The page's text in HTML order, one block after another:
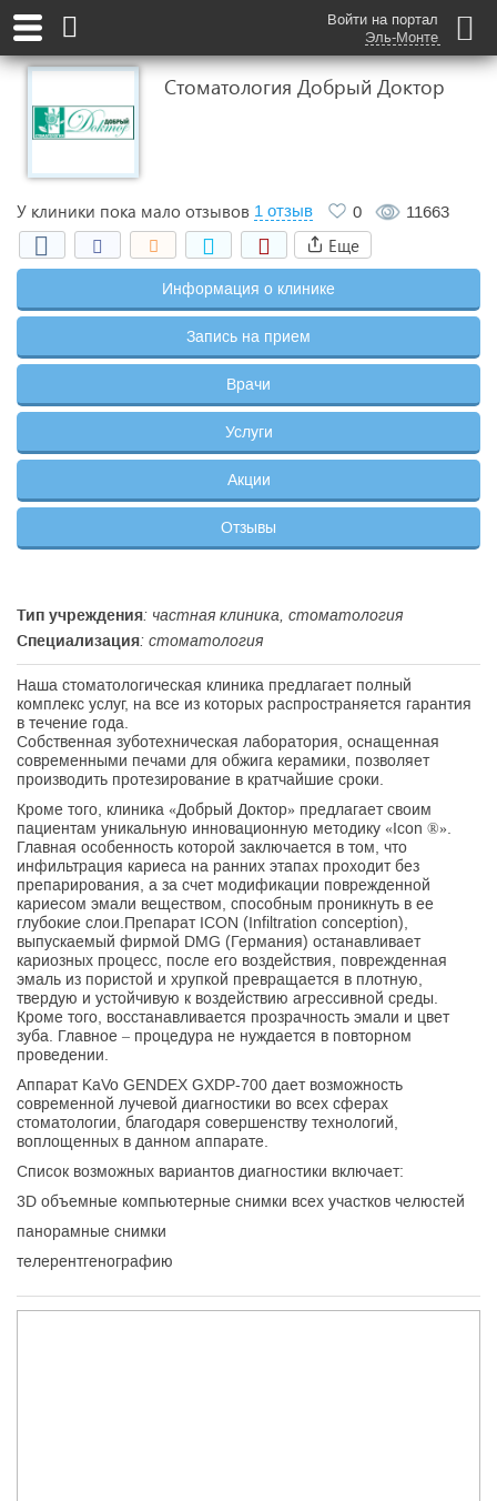
Войти на портал
Эль-Монте
Стоматология Добрый Доктор
У клиники пока мало отзывов 1 отзыв 0 11663
Еще
Информация о клинике
Запись на прием
Врачи
Услуги
Акции
Отзывы
Тип учреждения: частная клиника, стоматология
Специализация: стоматология
Наша стоматологическая клиника предлагает полный
комплекс услуг, на все из которых распространяется гарантия
в течение года.
Собственная зуботехническая лаборатория, оснащенная
современными печами для обжига керамики, позволяет
производить протезирование в кратчайшие сроки.
Кроме того, клиника «Добрый Доктор» предлагает своим
пациентам уникальную инновационную методику «Icon ®».
Главная особенность которой заключается в том, что
инфильтрация кариеса на ранних этапах проходит без
препарирования, а за счет модификации поврежденной
кариесом эмали веществом, способным проникнуть в ее
глубокие слои.Препарат ICON (Infiltration conception),
выпускаемый фирмой DMG (Германия) останавливает
кариозных процесс, после его воздействия, поврежденная
эмаль из пористой и хрупкой превращается в плотную,
твердую и устойчивую к воздействию агрессивной среды.
Кроме того, восстанавливается прозрачность эмали и цвет
зуба. Главное – процедура не нуждается в повторном
проведении.
Аппарат KaVo GENDEX GXDP-700 дает возможность
современной лучевой диагностики во всех сферах
стоматологии, благодаря совершенству технологий,
воплощенных в данном аппарате.
Список возможных вариантов диагностики включает:
3D объемные компьютерные снимки всех участков челюстей
панорамные снимки
телерентгенографию